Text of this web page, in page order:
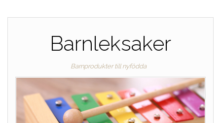
Barnleksaker
Barnprodukter till nyfödda